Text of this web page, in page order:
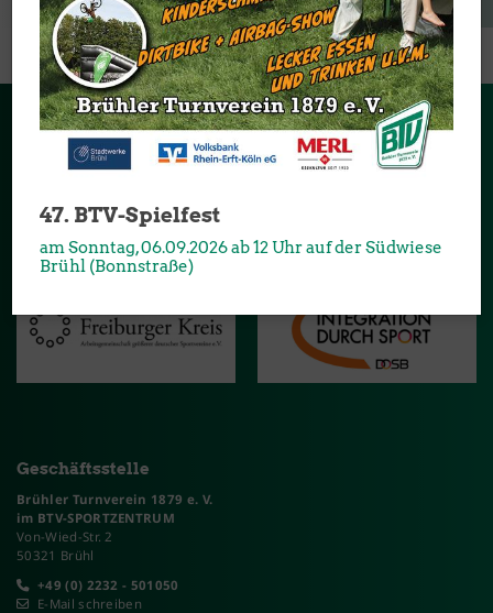
Sponsoren & Partner
unterstützen:
Geschäftsstelle
Brühler Turnverein 1879 e. V.
im BTV-SPORTZENTRUM
Von-Wied-Str. 2
50321 Brühl
+49 (0) 2232 - 501050
E-Mail schreiben
47. BTV-Spielfest
am Sonntag, 06.09.2026 ab 12 Uhr auf der Südwiese
Brühl (Bonnstraße)